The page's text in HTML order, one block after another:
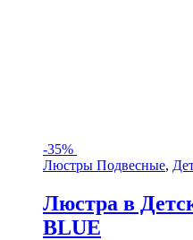
-35%
Люстры Подвесные,
Люстра в
BLUE